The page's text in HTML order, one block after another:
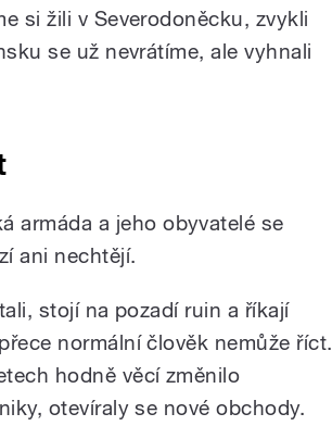
si žili v Severodoněcku, zvykli
se už nevrátíme, ale vyhnali
armáda a jeho obyvatelé se
ani nechtějí.
stojí na pozadí ruin a říkají
normální člověk nemůže říct.
hodně věcí změnilo
otevíraly se nové obchody.